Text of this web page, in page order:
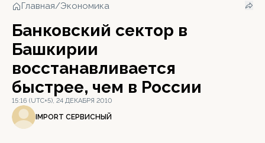
Главная/Экономика
Банковский сектор в
Башкирии
восстанавливается
быстрее, чем в России
15:16 (UTC+5), 24 ДЕКАБРЯ 2010
IMPORT СЕРВИСНЫЙ